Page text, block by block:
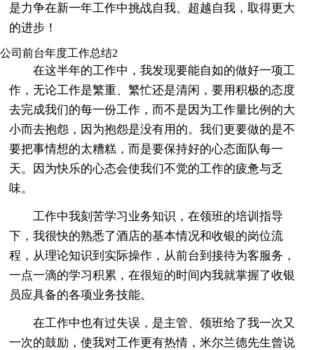
是力争在新一年工作中挑战自我、超越自我，取得更大
的进步！
公司前台年度工作总结2
在这半年的工作中，我发现要能自如的做好一项工
作，无论工作是繁重、繁忙还是清闲，要用积极的态度
去完成我们的每一份工作，而不是因为工作量比例的大
小而去抱怨，因为抱怨是没有用的。我们更要做的是不
要把事情想的太糟糕，而是要保持好的心态面队每一
天。因为快乐的心态会使我们不觉的工作的疲惫与乏
味。
工作中我刻苦学习业务知识，在领班的培训指导
下，我很快的熟悉了酒店的基本情况和收银的岗位流
程，从理论知识到实际操作，从前台到接待为客服务，
一点一滴的学习积累，在很短的时间内我就掌握了收银
员应具备的各项业务技能。
在工作中也有过失误，是主管、领班给了我一次又
一次的鼓励，使我对工作更有热情，米尔兰德先生曾说